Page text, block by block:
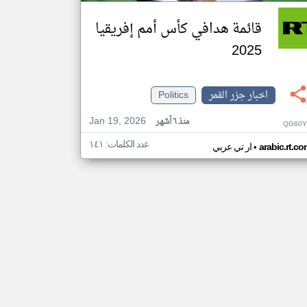
قائمة هدافي كأس أمم إفريقيا
2025
اخبار جزر القمر
Politics
Jan 19, 2026
منذ ٦ أشهر
ار تي عربي• عدد الكلمات: ١٤١